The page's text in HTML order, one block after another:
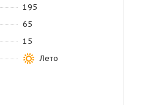
195
65
15
Лето